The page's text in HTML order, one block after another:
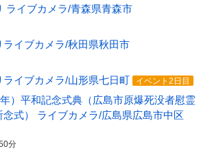
ライブカメラ/青森県青森市
イブカメラ/秋田県秋田市
ライブカメラ/山形県七日町 イベント2日目
）平和記念式典（広島市原爆死没者慰霊
式） ライブカメラ/広島県広島市中区
分